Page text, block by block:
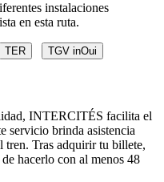
instalaciones
en esta ruta.
TER TGV inOui
INTERCITÉS facilita el
servicio brinda asistencia
tren. Tras adquirir tu billete,
hacerlo con al menos 48